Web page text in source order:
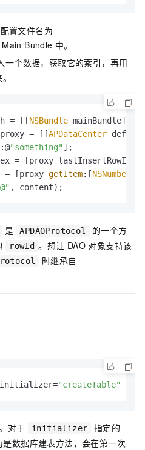
置文件名为
Bundle 中。
一个数据，获取它的索引，再用
= [[NSBundle mainBundle]
= [[APDataCenter
:@"something" ];
= [proxy getItem:[NSNumber
, content);
是 APDAOProtocol
的一个方
rowId 。想让 DAO 对象支持该
时继承自
initializer="createTable"
对于 initializer 指定的
是数据库建表方法，会在第一次